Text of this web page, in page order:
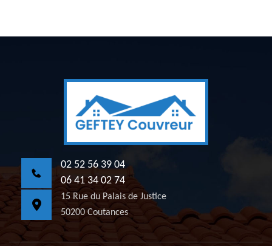
02 52 56 39 04
06 41 34 02 74
15 Rue du Palais de Justice
50200 Coutances